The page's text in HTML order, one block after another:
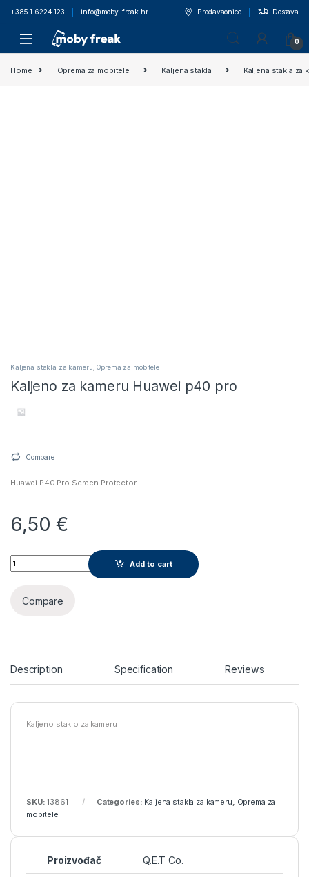
+385 1 6224 123 info@moby-freak.hr Prodavaonice Dostava
0
Home Oprema za mobitele Kaljena stakla Kaljena stakla za
Kaljena stakla za kameru ,Oprema za mobitele
Kaljeno za kameru Huawei p40 pro
Compare
Huawei P40 Pro Screen Protector
6,50€
Kaljeno za kameru Huawei p40 pro quantity
Add to cart
Compare
Description Specification Reviews
Kaljeno staklo za kameru
SKU:13861 Categories: Kaljena stakla za kameru
Oprema za
mobitele
Proizvođač Q.E.T Co.